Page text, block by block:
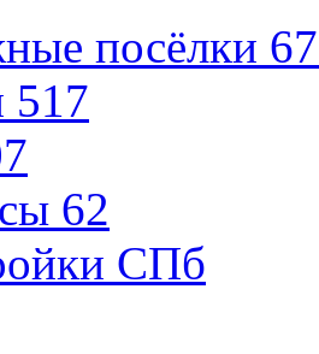
посёлки
517
62
СПб